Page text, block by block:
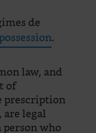
de
.
law, and
of
prescription
legal
who